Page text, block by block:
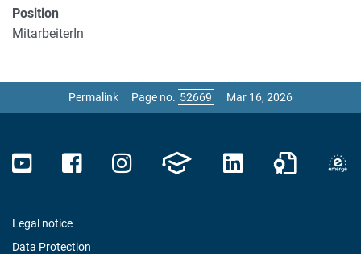
Position
MitarbeiterIn
Permalink Page no. Mar 16, 2026
Legal notice
Data Protection